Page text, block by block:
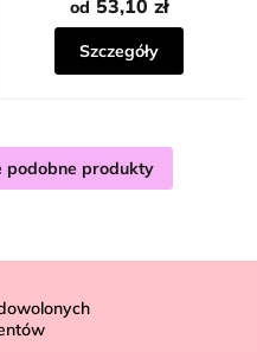
5
gwiazdek.
od 53,10 zł
Szczegóły
produkty